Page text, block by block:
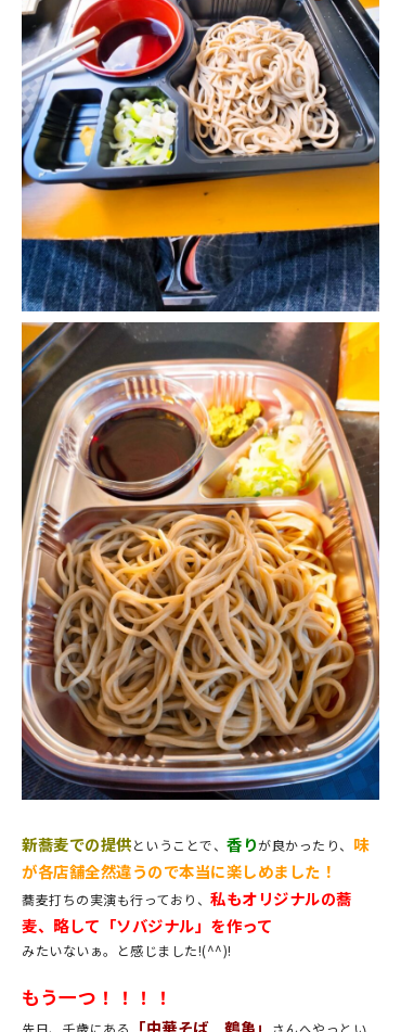
新蕎麦での提供ということで、 香りが良かったり、 味
が各店舗全然違うので本当に楽しめました！
蕎麦打ちの実演も行っており、 私もオリジナルの蕎
麦、略して「ソバジナル」を作って
みたいないぁ。と感じました!(^^)!
もう一つ！！！！
先日、千歳にある 「中華そば 鶴亀」 さんへやっとい